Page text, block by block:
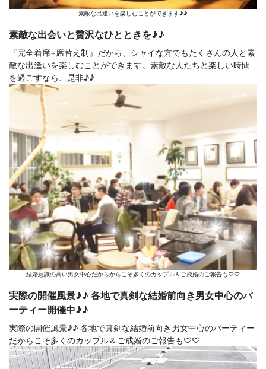
素敵な出逢いを楽しむことができます♪♪
素敵な出会いと贅沢なひとときを♪♪
『完全着席+席替え制』だから、シャイな方でもたくさんの人と素
敵な出逢いを楽しむことができます。素敵な人たちと楽しい時間
を過ごすなら、是非♪♪
結婚意識の高い男女中心だからからこそ多くのカップル＆ご成婚のご報告も♡♡
実際の開催風景♪♪ 各地で真剣な結婚前向き男女中心のパ
ーティー開催中♪♪
実際の開催風景♪♪ 各地で真剣な結婚前向き男女中心のパーティー
だからこそ多くのカップル＆ご成婚のご報告も♡♡